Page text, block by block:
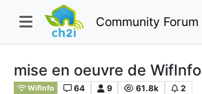
Community Forum
mise en oeuvre de WifInfo
WifInfo 64 9 61.8k 2